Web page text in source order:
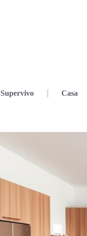
Supervivo Casa